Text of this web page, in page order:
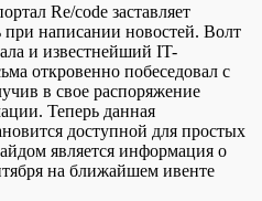
Re/code заставляет
при написании новостей. Волт
и известнейший IT-
откровенно побеседовал с
в свое распоряжение
Теперь данная
доступной для простых
является информация о
на ближайшем ивенте